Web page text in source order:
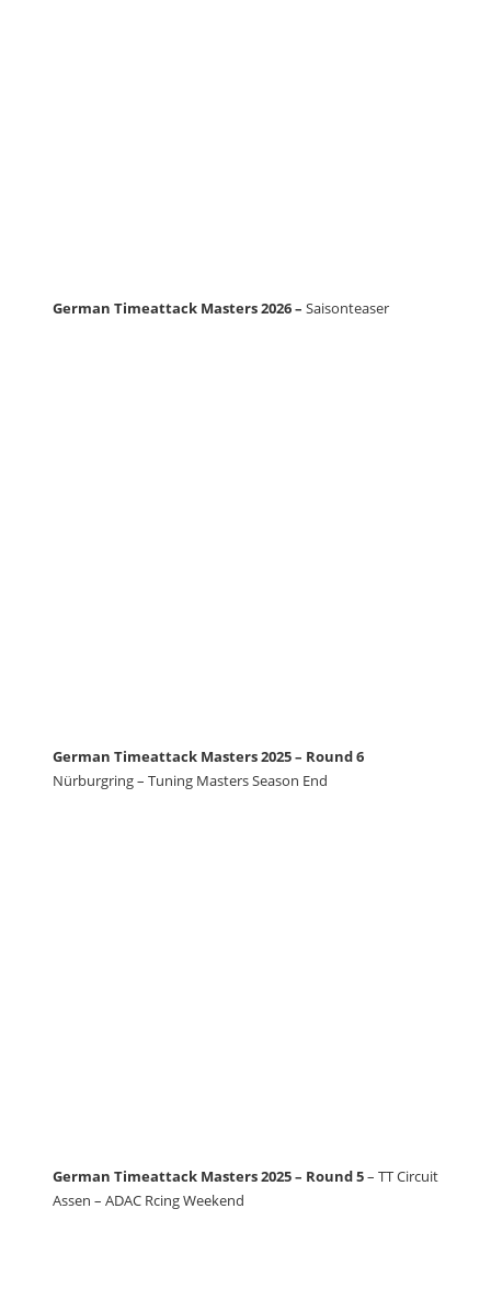
German Timeattack Masters 2026 – Saisonteaser
German Timeattack Masters 2025 – Round 6
Nürburgring – Tuning Masters Season End
German Timeattack Masters 2025 – Round 5– TT Circuit
Assen – ADAC Rcing Weekend